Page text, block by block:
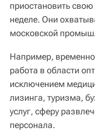
приостановить
неделе. Они
московской
Например,
работа в области
исключением
лизинга, туризма,
услуг, сферу
персонала.